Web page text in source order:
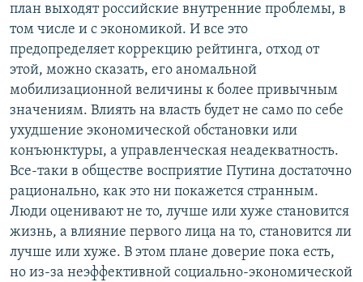
план выходят российские внутренние проблемы, в
том числе и с экономикой. И все это
предопределяет коррекцию рейтинга, отход от
этой, можно сказать, его аномальной
мобилизационной величины к более привычным
значениям. Влиять на власть будет не само по себе
ухудшение экономической обстановки или
конъюнктуры, а управленческая неадекватность.
Все-таки в обществе восприятие Путина достаточно
рационально, как это ни покажется странным.
Люди оценивают не то, лучше или хуже становится
жизнь, а влияние первого лица на то, становится ли
лучше или хуже. В этом плане доверие пока есть,
но из-за неэффективной социально-экономической